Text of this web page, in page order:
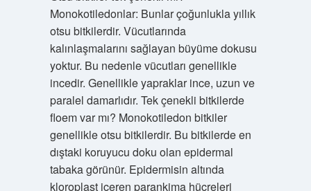
Monokotiledonlar: Bunlar çoğunlukla yıllık
otsu bitkilerdir. Vücutlarında
kalınlaşmalarını sağlayan büyüme dokusu
yoktur. Bu nedenle vücutları genellikle
incedir. Genellikle yapraklar ince, uzun ve
paralel damarlıdır. Tek çenekli bitkilerde
floem var mı? Monokotiledon bitkiler
genellikle otsu bitkilerdir. Bu bitkilerde en
dıştaki koruyucu doku olan epidermal
tabaka görünür. Epidermisin altında
kloroplast içeren parankima hücreleri